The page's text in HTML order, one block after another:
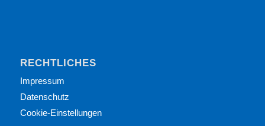
RECHTLICHES
Impressum
Datenschutz
Cookie-Einstellungen